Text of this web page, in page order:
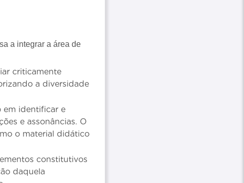
a integrar a área de
criticamente
a diversidade
em identificar e
e assonâncias. O
o material didático
constitutivos
daquela